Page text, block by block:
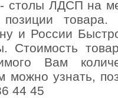
столы ЛДСП на
товара.
и России
Стоимость
Вам
можно узнать,
44 45